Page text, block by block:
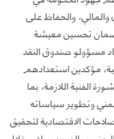
والحفاظ على
تحسين معيشة
مسؤولو صندوق النقد
مؤكدين استعدادهم
الفنية اللازمة، بما
وتطوير سياساته
الاقتصادية لتحقيق